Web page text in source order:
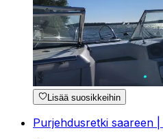
Lisää suosikkeihin
Purjehdusretki saareen